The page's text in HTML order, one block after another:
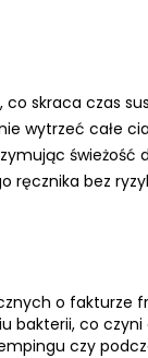
co skraca czas
wytrzeć całe
świeżość
ręcznika bez
o fakturze
bakterii, co
czy